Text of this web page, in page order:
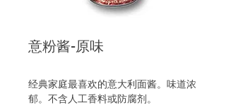
意粉酱-原味
经典家庭最喜欢的意大利面酱。味道浓
郁。不含人工香料或防腐剂。